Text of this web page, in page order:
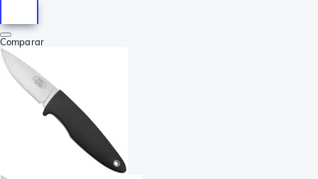
Comparar